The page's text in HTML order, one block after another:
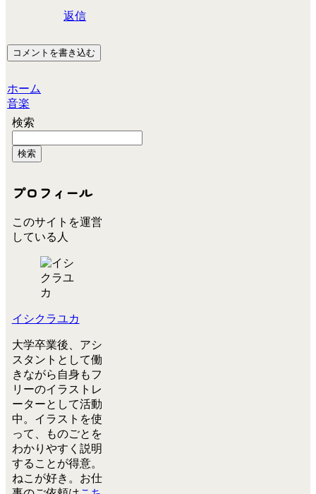
返信
コメントを書き込む
ホーム
音楽
検索
検索
プロフィール
このサイトを運営
している人
イシクラユカ
大学卒業後、アシ
スタントとして働
きながら自身もフ
リーのイラストレ
ーターとして活動
中。イラストを使
って、ものごとを
わかりやすく説明
することが得意。
ねこが好き。お仕